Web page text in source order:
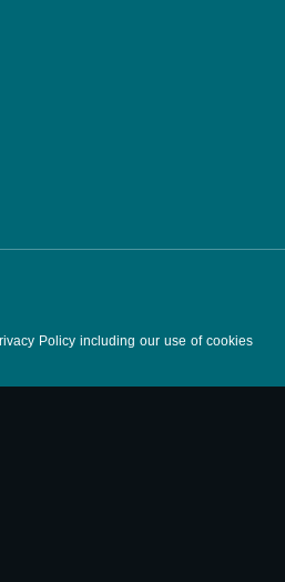
Policy including our use of cookies